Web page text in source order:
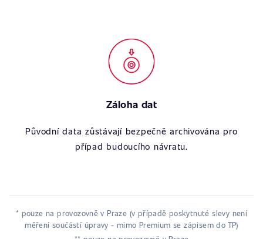
Záloha dat
Původní data zůstávají bezpečně archivována pro
případ budoucího návratu.
* pouze na provozovně v Praze (v případě poskytnuté slevy není
měření součástí úpravy - mimo Premium se zápisem do TP)